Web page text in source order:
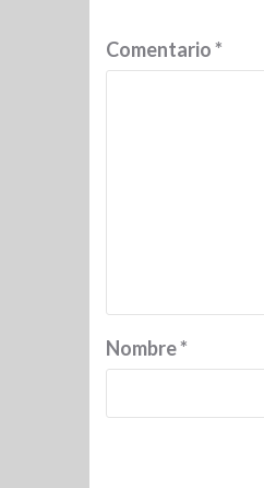
Comentario*
Nombre*